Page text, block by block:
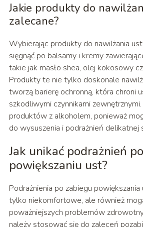
Jakie produkty do
zalecane?
Wybierając produkty do nawilżania
sięgnąć po balsamy i kremy
takie jak masło shea, olej kokosowy
Produkty te nie tylko doskonale
tworzą barierę ochronną, która chroni
szkodliwymi czynnikami
produktów z alkoholem, ponieważ
do wysuszenia i podrażnień delikatnej
Jak unikać podrażnień po
powiększaniu ust?
Podrażnienia po zabiegu
tylko niekomfortowe, ale również
poważniejszych problemów
należy stosować się do zaleceń